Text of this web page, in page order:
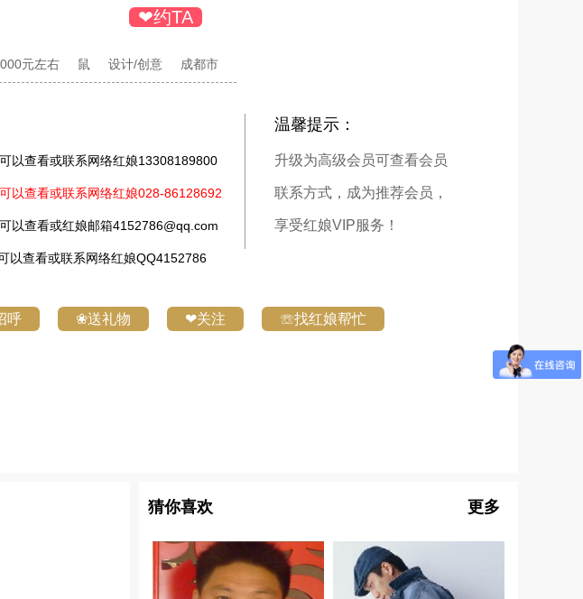
❤约TA
元左右 鼠 设计/创意 成都市
以查看或联系网络红娘13308189800
以查看或联系网络红娘028-86128692
以查看或红娘邮箱4152786@qq.com
以查看或联系网络红娘QQ4152786
温馨提示：
升级为高级会员可查看会员
联系方式，成为推荐会员，
享受红娘VIP服务！
呼 ❀送礼物 ❤关注 ☏找红娘帮忙
猜你喜欢 更多